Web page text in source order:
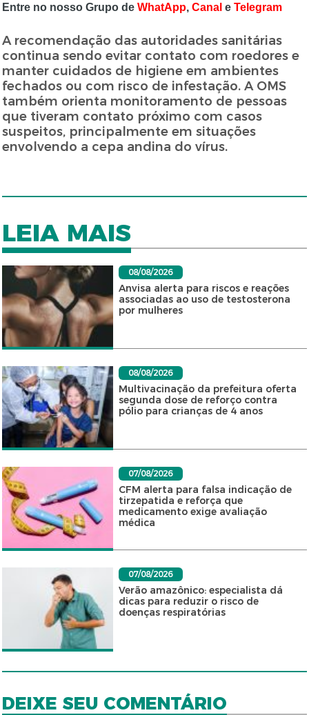
Entre no nosso Grupo deWhatApp,Canal eTelegram
A recomendação das autoridades sanitárias
continua sendo evitar contato com roedores e
manter cuidados de higiene em ambientes
fechados ou com risco de infestação. A OMS
também orienta monitoramento de pessoas
que tiveram contato próximo com casos
suspeitos, principalmente em situações
envolvendo a cepa andina do vírus.
LEIA MAIS
08/08/2026
Anvisa alerta para riscos e reações
associadas ao uso de testosterona
por mulheres
08/08/2026
Multivacinação da prefeitura oferta
segunda dose de reforço contra
pólio para crianças de 4 anos
07/08/2026
CFM alerta para falsa indicação de
tirzepatida e reforça que
medicamento exige avaliação
médica
07/08/2026
Verão amazônico: especialista dá
dicas para reduzir o risco de
doenças respiratórias
DEIXE SEU COMENTÁRIO